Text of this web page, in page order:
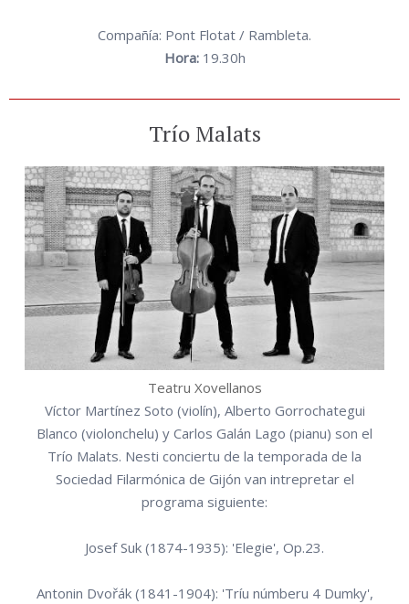
Compañía: Pont Flotat / Rambleta.
Hora:19.30h
Trío Malats
Teatru Xovellanos
Víctor Martínez Soto (violín), Alberto Gorrochategui
Blanco (violonchelu) y Carlos Galán Lago (pianu) son el
Trío Malats. Nesti conciertu de la temporada de la
Sociedad Filarmónica de Gijón van intrepretar el
programa siguiente:
Josef Suk (1874-1935): 'Elegie', Op.23.
Antonin Dvořák (1841-1904): 'Tríu númberu 4 Dumky',